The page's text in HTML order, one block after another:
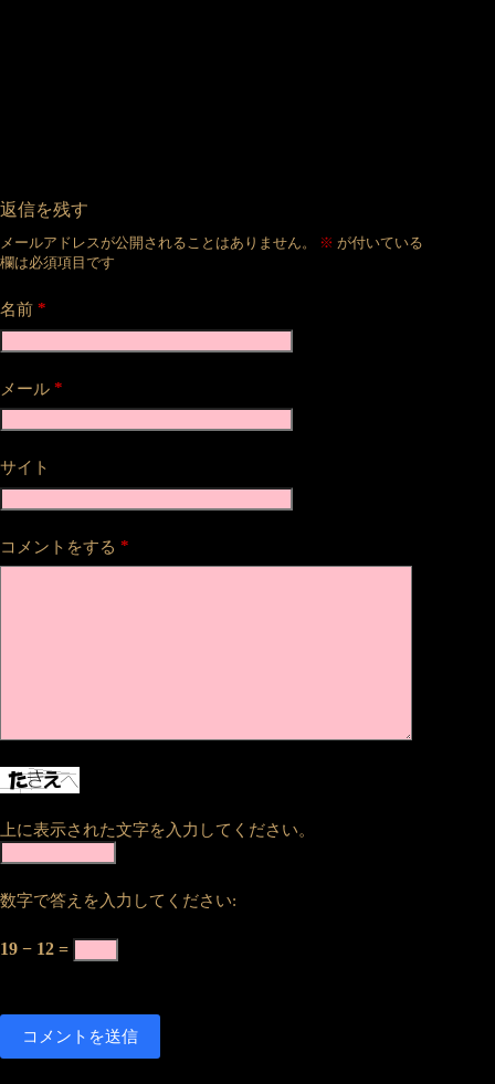
返信を残す
メールアドレスが公開されることはありません。 ※ が付いている
欄は必須項目です
名前 *
メール *
サイト
コメントをする *
上に表示された文字を入力してください。
数字で答えを入力してください:
19 − 12 =
コメントを送信